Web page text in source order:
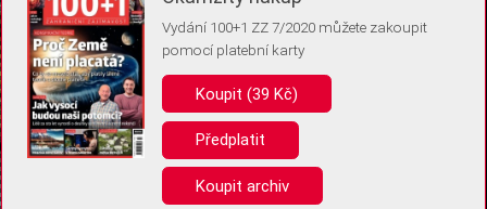
Pro základní fungování webu nepotřebujeme ukládat žádné informace
(tzv. cookies apod.). Rádi bychom vás ale požádali o souhlas s
uložením volitelných informací:
Anonymní unikátní ID
Díky němu příště poznáme, že se jedná o stejné zařízení, a
Vydání 100+1 ZZ 7/2020 můžete zakoupit
pomocí platební karty
Koupit (39 Kč)
Předplatit
Koupit archiv